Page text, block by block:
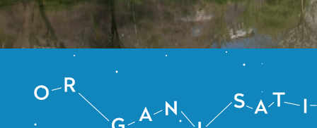
Zoeken
3512 NL Utrecht
+31 (0)30 820 1420
Organisatie